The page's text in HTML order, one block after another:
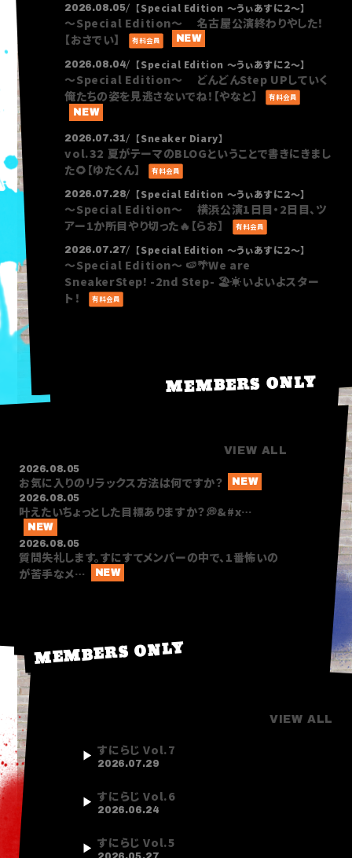
2026.08.05 【Special Edition ～うぃあすに２～】
〜Special Edition〜 名古屋公演終わりやした！
【おさでい】
有料会員
2026.08.04 【Special Edition ～うぃあすに２～】
〜Special Edition〜 どんどんStep UPしていく
俺たちの姿を見逃さないでね！【やなと】
有料会員
2026.07.31 【Sneaker Diary】
vol.32 夏がテーマのBLOGということで書きにきまし
た🌻【ゆたくん】
有料会員
2026.07.28 【Special Edition ～うぃあすに２～】
〜Special Edition〜 横浜公演1日目・2日目、ツ
アー1か所目やり切った🔥【らお】
有料会員
2026.07.27 【Special Edition ～うぃあすに２～】
〜Special Edition〜 🍉🌴We are
SneakerStep! -2nd Step- 🏖️☀️いよいよスター
ト！
有料会員
MEMBERS ONLY
VIEW ALL
お気に入りのリラックス方法は何ですか？
2026.08.05
叶えたいちょっとした目標ありますか？💭&#x…
2026.08.05
質問失礼します。すにすてメンバーの中で、1番怖いの
が苦手なメ…
2026.08.05
MEMBERS ONLY
VIEW ALL
すにらじ Vol.7
2026.07.29
すにらじ Vol.6
2026.06.24
すにらじ Vol.5